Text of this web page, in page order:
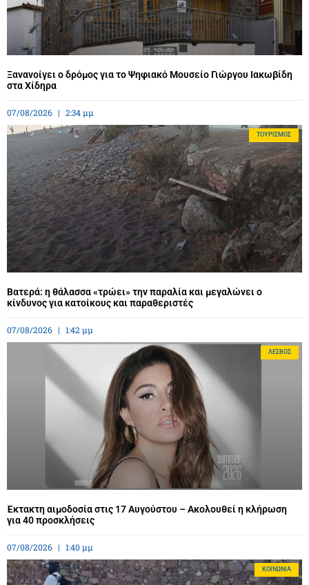
Ξανανοίγει ο δρόμος για το Ψηφιακό Μουσείο Γιώργου Ιακωβίδη
στα Χίδηρα
07/08/2026 2:34 μμ
ΤΟΥΡΙΣΜΌΣ
Βατερά: η θάλασσα «τρώει» την παραλία και μεγαλώνει ο
κίνδυνος για κατοίκους και παραθεριστές
07/08/2026 1:42 μμ
ΛΈΣΒΟΣ
Έκτακτη αιμοδοσία στις 17 Αυγούστου – Ακολουθεί η κλήρωση
για 40 προσκλήσεις
07/08/2026 1:40 μμ
ΚΟΙΝΩΝΊΑ